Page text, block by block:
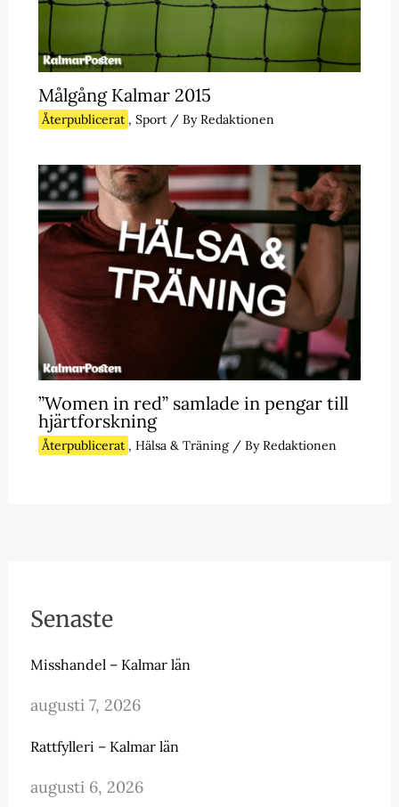
Målgång Kalmar 2015
Återpublicerat , Sport/ ByRedaktionen
”Women in red” samlade in pengar till
hjärtforskning
Återpublicerat , Hälsa & Träning/ ByRedaktionen
Senaste
Misshandel – Kalmar län
augusti 7, 2026
Rattfylleri – Kalmar län
augusti 6, 2026